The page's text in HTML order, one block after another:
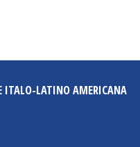
ITALO-LATINO AMERICANA